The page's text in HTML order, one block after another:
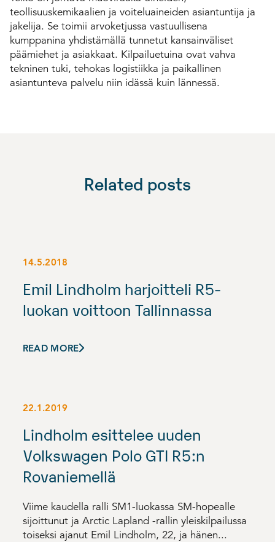
teollisuuskemikaalien ja voiteluaineiden asiantuntija ja
jakelija. Se toimii arvoketjussa vastuullisena
kumppanina yhdistämällä tunnetut kansainväliset
päämiehet ja asiakkaat. Kilpailuetuina ovat vahva
tekninen tuki, tehokas logistiikka ja paikallinen
asiantunteva palvelu niin idässä kuin lännessä.
Related posts
14.5.2018
Emil Lindholm harjoitteli R5-
luokan voittoon Tallinnassa
READ MORE
22.1.2019
Lindholm esittelee uuden
Volkswagen Polo GTI R5:n
Rovaniemellä
Viime kaudella ralli SM1-luokassa SM-hopealle
sijoittunut ja Arctic Lapland -rallin yleiskilpailussa
toiseksi ajanut Emil Lindholm, 22, ja hänen...